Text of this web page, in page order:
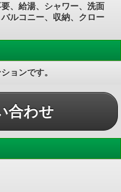
、給湯、シャワー、洗面
ルコニー、収納、クロー
ョンです。
合わせ